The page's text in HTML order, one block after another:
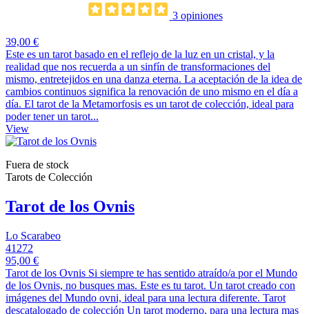
3 opiniones
39,00 €
Este es un tarot basado en el reflejo de la luz en un cristal, y la
realidad que nos recuerda a un sinfín de transformaciones del
mismo, entretejidos en una danza eterna. La aceptación de la idea de
cambios continuos significa la renovación de uno mismo en el día a
día. El tarot de la Metamorfosis es un tarot de colección, ideal para
poder tener un tarot...
View
Fuera de stock
Tarots de Colección
Tarot de los Ovnis
Lo Scarabeo
41272
95,00 €
Tarot de los Ovnis Si siempre te has sentido atraído/a por el Mundo
de los Ovnis, no busques mas. Este es tu tarot. Un tarot creado con
imágenes del Mundo ovni, ideal para una lectura diferente. Tarot
descatalogado de colección Un tarot moderno, para una lectura mas